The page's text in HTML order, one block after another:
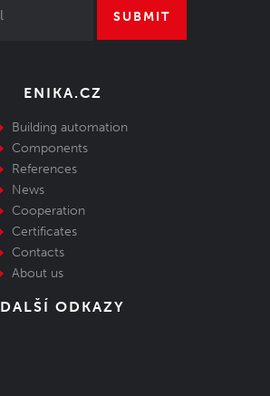
SUBMIT
ENIKA.CZ
Building automation
Components
References
News
Cooperation
Certificates
Contacts
About us
DALŠÍ ODKAZY